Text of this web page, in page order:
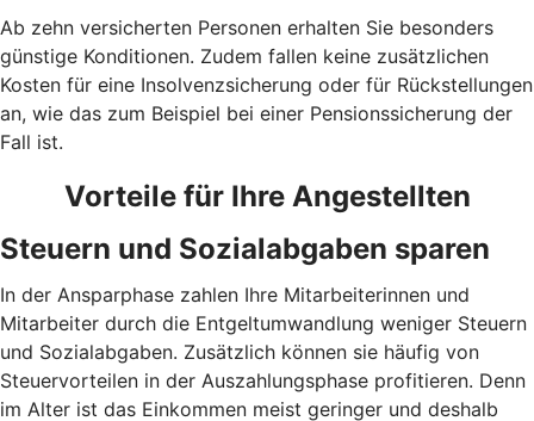
Ab zehn versicherten Personen erhalten Sie besonders
günstige Konditionen. Zudem fallen keine zusätzlichen
Kosten für eine Insolvenzsicherung oder für Rückstellungen
an, wie das zum Beispiel bei einer Pensionssicherung der
Fall ist.
Vorteile für Ihre Angestellten
Steuern und Sozialabgaben sparen
In der Ansparphase zahlen Ihre Mitarbeiterinnen und
Mitarbeiter durch die Entgeltumwandlung weniger Steuern
und Sozialabgaben. Zusätzlich können sie häufig von
Steuervorteilen in der Auszahlungsphase profitieren. Denn
im Alter ist das Einkommen meist geringer und deshalb